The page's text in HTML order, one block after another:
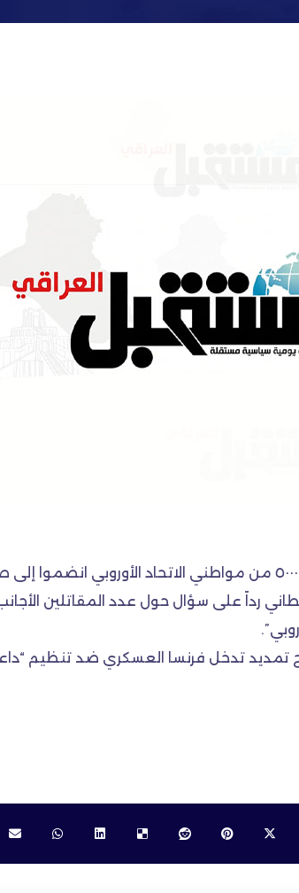
رداً على سؤال حول عدد المقاتلين الأجانب